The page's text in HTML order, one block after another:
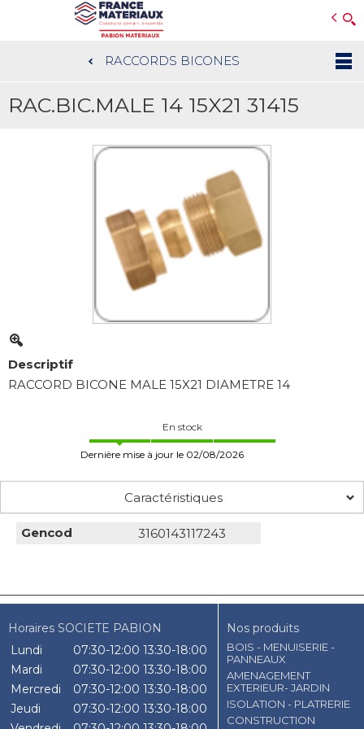
au
contenu
RACCORDS BICONES
RAC.BIC.MALE 14 15X21 31415
Descriptif
RACCORD BICONE MALE 15X21 DIAMETRE 14
En stock
Dernière mise à jour le 02/08/2026
Caractéristiques
Gencod 3160143117243
Horaires SOCIETE PABION
Lundi
07:30-12:00 13:30-18:00
Mardi
07:30-12:00 13:30-18:00
Mercredi
07:30-12:00 13:30-18:00
Jeudi
07:30-12:00 13:30-18:00
Nos produits
BOIS - MENUISERIE -
PANNEAUX
AMENAGEMENT
EXTERIEUR- JARDIN
ISOLATION - PLATRERIE
CONSTRUCTION